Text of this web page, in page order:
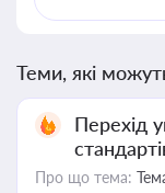
Теми, які
Перехід
Про що тема: